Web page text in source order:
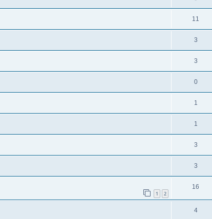
11
3
3
0
1
1
3
3
1 2
16
4